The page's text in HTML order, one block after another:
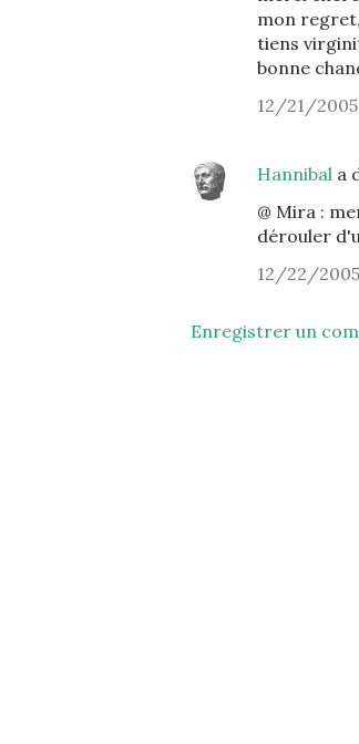
mon
tiens
bonne
12/21/2005
Hannibal a
@ Mira :
dérouler
12/22/2005
Enregistrer un